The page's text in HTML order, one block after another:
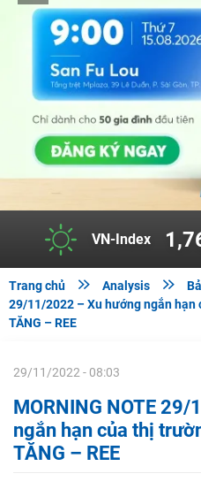
VN-Index
Trang chủ  Analysis 
29/11/2022 – Xu hướng ngắn
TĂNG – REE
29/11/2022 - 08:03
MORNING NOTE
ngắn hạn của thị
TĂNG – REE